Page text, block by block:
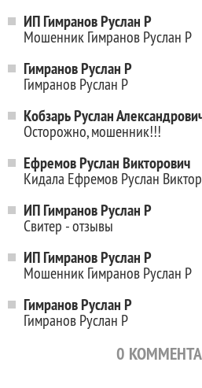
ИП Гимранов Руслан Р
Мошенник Гимранов Руслан Р
Гимранов Руслан Р
Гимранов Руслан Р
Кобзарь Руслан
Осторожно, мошенник!!!
Ефремов Руслан Викторович
Кидала Ефремов Руслан
ИП Гимранов Руслан Р
Свитер - отзывы
ИП Гимранов Руслан Р
Мошенник Гимранов Руслан Р
Гимранов Руслан Р
Гимранов Руслан Р
0